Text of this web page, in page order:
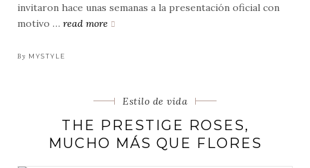
invitaron hace unas semanas a la presentación oficial con
motivo … read more
By MYSTYLE
Categorias
Estilo de vida
THE PRESTIGE ROSES,
MUCHO MÁS QUE FLORES